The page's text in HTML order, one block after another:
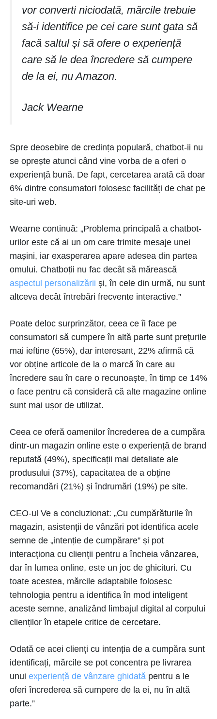
vor converti niciodată, mărcile trebuie
să-i identifice pe cei care sunt gata să
facă saltul și să ofere o experiență
care să le dea încredere să cumpere
de la ei, nu Amazon.
Jack Wearne
Spre deosebire de credința populară, chatbot-ii nu
se oprește atunci când vine vorba de a oferi o
experiență bună. De fapt, cercetarea arată că doar
6% dintre consumatori folosesc facilități de chat pe
site-uri web.
Wearne continuă: „Problema principală a chatbot-
urilor este că ai un om care trimite mesaje unei
mașini, iar exasperarea apare adesea din partea
omului. Chatboții nu fac decât să mărească
aspectul personalizării și, în cele din urmă, nu sunt
altceva decât întrebări frecvente interactive.”
Poate deloc surprinzător, ceea ce îi face pe
consumatori să cumpere în altă parte sunt prețurile
mai ieftine (65%), dar interesant, 22% afirmă că
vor obține articole de la o marcă în care au
încredere sau în care o recunoaște, în timp ce 14%
o face pentru că consideră că alte magazine online
sunt mai ușor de utilizat.
Ceea ce oferă oamenilor încrederea de a cumpăra
dintr-un magazin online este o experiență de brand
reputată (49%), specificații mai detaliate ale
produsului (37%), capacitatea de a obține
recomandări (21%) și îndrumări (19%) pe site.
CEO-ul Ve a concluzionat: „Cu cumpărăturile în
magazin, asistenții de vânzări pot identifica acele
semne de „intenție de cumpărare” și pot
interacționa cu clienții pentru a încheia vânzarea,
dar în lumea online, este un joc de ghicituri. Cu
toate acestea, mărcile adaptabile folosesc
tehnologia pentru a identifica în mod inteligent
aceste semne, analizând limbajul digital al corpului
clienților în etapele critice de cercetare.
Odată ce acei clienți cu intenția de a cumpăra sunt
identificați, mărcile se pot concentra pe livrarea
unui experiență de vânzare ghidată pentru a le
oferi încrederea să cumpere de la ei, nu în altă
parte.”